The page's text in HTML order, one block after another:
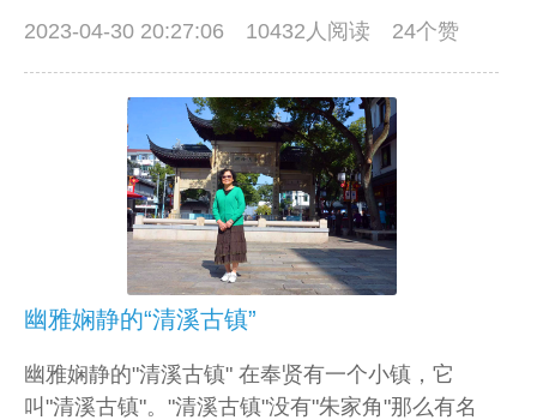
2023-04-30 20:27:06
10432人阅读 24个赞
幽雅娴静的“清溪古镇”
幽雅娴静的"清溪古镇" 在奉贤有一个小镇，它
叫"清溪古镇"。"清溪古镇"没有"朱家角"那么有名